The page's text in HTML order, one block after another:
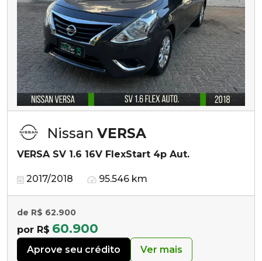
Nissan VERSA
VERSA SV 1.6 16V FlexStart 4p Aut.
2017/2018 95.546 km
de R$ 62.900
por R$ 60.900
Aprove seu crédito Ver mais